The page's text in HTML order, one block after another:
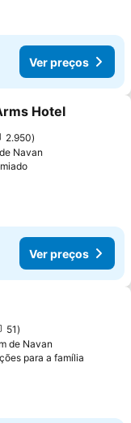
Ver preços
favoritos
Hotel
2.950
Navan
Ver preços
Ver preços
favoritos
51
de Navan
para a família